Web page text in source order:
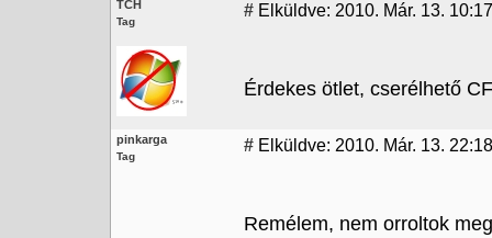
TCH
Tag
# Elküldve: 2010. Már. 13. 10:17
Érdekes ötlet, cserélhető
pinkarga
Tag
# Elküldve: 2010. Már. 13. 22:18
Remélem, nem orroltok